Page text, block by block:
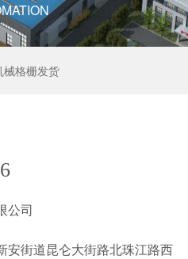
械格栅发货
公司
安街道昆仑大街路北珠江路西